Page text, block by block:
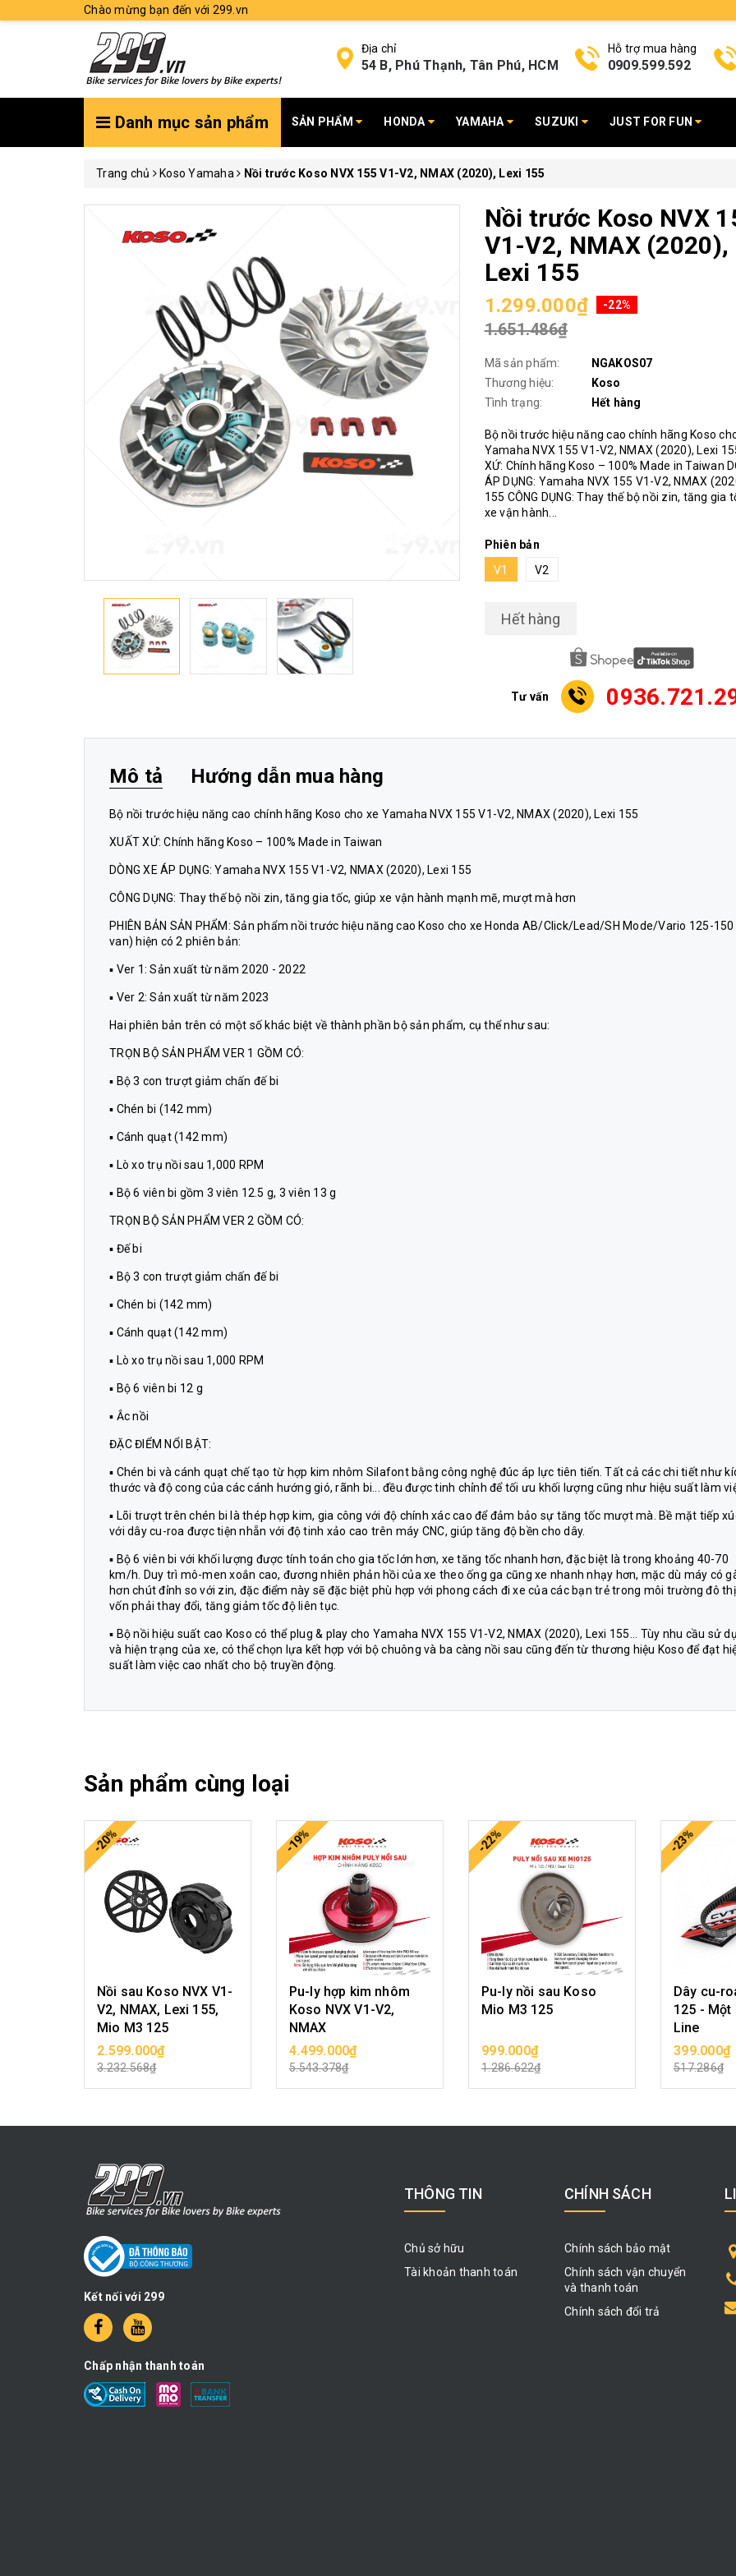
Chào mừng bạn đến với 299.vn
Địa chỉ
54 B, Phú Thạnh, Tân Phú, HCM
Hỗ trợ mua hàng
0909.599.592
Danh mục sản phẩm SẢN PHẨM HONDA YAMAHA SUZUKI JUST FOR FUN
Trang chủ Koso Yamaha Nồi trước Koso NVX 155 V1-V2, NMAX (2020), Lexi 155
Nồi trước Koso NVX
V1-V2, NMAX (2020),
Lexi 155
1.299.000₫ -22%
1.651.486₫
Mã sản phẩm:
NGAKOS07
Thương hiệu:
Koso
Tình trạng:
Hết hàng
Bộ nồi trước hiệu năng cao chính hãng Koso
Yamaha NVX 155 V1-V2, NMAX (2020), Lexi
XỨ: Chính hãng Koso – 100% Made in Taiwan
ÁP DỤNG: Yamaha NVX 155 V1-V2, NMAX
155 CÔNG DỤNG: Thay thế bộ nồi zin, tăng gia
xe vận hành...
Phiên bản
V1
V2
Hết hàng
Tư vấn
Mô tả Hướng dẫn mua hàng
Bộ nồi trước hiệu năng cao chính hãng Koso cho xe Yamaha NVX 155 V1-V2, NMAX (2020), Lexi 155
XUẤT XỨ: Chính hãng Koso – 100% Made in Taiwan
DÒNG XE ÁP DỤNG: Yamaha NVX 155 V1-V2, NMAX (2020), Lexi 155
CÔNG DỤNG: Thay thế bộ nồi zin, tăng gia tốc, giúp xe vận hành mạnh mẽ, mượt mà hơn
PHIÊN BẢN SẢN PHẨM: Sản phẩm nồi trước hiệu năng cao Koso cho xe Honda AB/Click/Lead/SH Mode/Vario 125-150
van) hiện có 2 phiên bản:
▪ Ver 1: Sản xuất từ năm 2020 - 2022
▪ Ver 2: Sản xuất từ năm 2023
Hai phiên bản trên có một số khác biệt về thành phần bộ sản phẩm, cụ thể như sau:
TRỌN BỘ SẢN PHẨM VER 1 GỒM CÓ:
▪ Bộ 3 con trượt giảm chấn đế bi
▪ Chén bi (142 mm)
▪ Cánh quạt (142 mm)
▪ Lò xo trụ nồi sau 1,000 RPM
▪ Bộ 6 viên bi gồm 3 viên 12.5 g, 3 viên 13 g
TRỌN BỘ SẢN PHẨM VER 2 GỒM CÓ:
▪ Đế bi
▪ Bộ 3 con trượt giảm chấn đế bi
▪ Chén bi (142 mm)
▪ Cánh quạt (142 mm)
▪ Lò xo trụ nồi sau 1,000 RPM
▪ Bộ 6 viên bi 12 g
▪ Ắc nồi
ĐẶC ĐIỂM NỔI BẬT:
▪ Chén bi và cánh quạt chế tạo từ hợp kim nhôm Silafont bằng công nghệ đúc áp lực tiên tiến. Tất cả các chi tiết như
thước và độ cong của các cánh hướng gió, rãnh bi... đều được tinh chỉnh để tối ưu khối lượng cũng như hiệu suất làm
▪ Lõi trượt trên chén bi là thép hợp kim, gia công với độ chính xác cao để đảm bảo sự tăng tốc mượt mà. Bề mặt tiếp
với dây cu-roa được tiện nhẵn với độ tinh xảo cao trên máy CNC, giúp tăng độ bền cho dây.
▪ Bộ 6 viên bi với khối lượng được tính toán cho gia tốc lớn hơn, xe tăng tốc nhanh hơn, đặc biệt là trong khoảng 40-70
km/h. Duy trì mô-men xoắn cao, đương nhiên phản hồi của xe theo ống ga cũng xe nhanh nhạy hơn, mặc dù máy có
hơn chút đỉnh so với zin, đặc điểm này sẽ đặc biệt phù hợp với phong cách đi xe của các bạn trẻ trong môi trường đô
vốn phải thay đổi, tăng giảm tốc độ liên tục.
▪ Bộ nồi hiệu suất cao Koso có thể plug & play cho Yamaha NVX 155 V1-V2, NMAX (2020), Lexi 155... Tùy nhu cầu sử
và hiện trạng của xe, có thể chọn lựa kết hợp với bộ chuông và ba càng nồi sau cũng đến từ thương hiệu Koso để đạt
suất làm việc cao nhất cho bộ truyền động.
Sản phẩm cùng loại
-20%
Nồi sau Koso NVX V1-
V2, NMAX, Lexi 155,
Mio M3 125
2.599.000₫
3.232.568₫
CHỌN SẢN PHẨM
-19%
Pu-ly hợp kim nhôm
Koso NVX V1-V2,
NMAX
4.499.000₫
5.543.378₫
CHỌN SẢN PHẨM
-22%
Pu-ly nồi sau Koso
Mio M3 125
999.000₫
1.286.622₫
CHỌN SẢN PHẨM
-23%
Dây cu-
125 - Một
Line
399.000₫
517.286₫
CHỌN
Kết nối với 299
Chấp nhận thanh toán
THÔNG TIN
Chủ sở hữu
Tài khoản thanh toán
CHÍNH SÁCH
Chính sách bảo mật
Chính sách vận chuyển
và thanh toán
Chính sách đổi trả